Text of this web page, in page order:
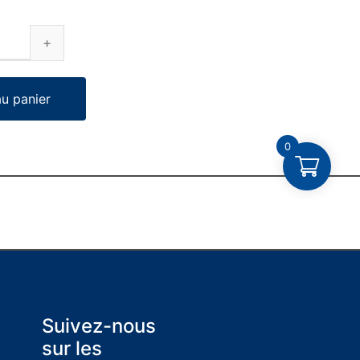
panier
Suivez-nous
sur les
0